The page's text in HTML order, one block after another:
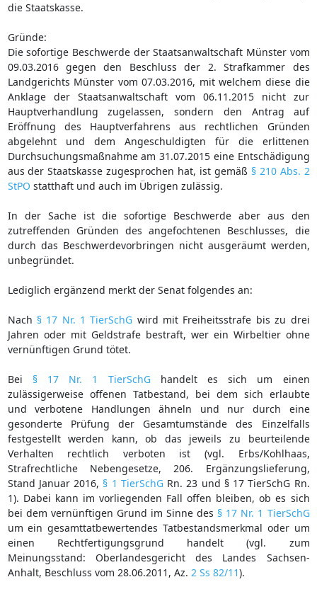
die Staatskasse.
Gründe:
Die sofortige Beschwerde der Staatsanwaltschaft Münster vom
09.03.2016 gegen den Beschluss der 2. Strafkammer des
Landgerichts Münster vom 07.03.2016, mit welchem diese die
Anklage der Staatsanwaltschaft vom 06.11.2015 nicht zur
Hauptverhandlung zugelassen, sondern den Antrag auf
Eröffnung des Hauptverfahrens aus rechtlichen Gründen
abgelehnt und dem Angeschuldigten für die erlittenen
Durchsuchungsmaßnahme am 31.07.2015 eine Entschädigung
aus der Staatskasse zugesprochen hat, ist gemäß § 210 Abs. 2
StPO statthaft und auch im Übrigen zulässig.
In der Sache ist die sofortige Beschwerde aber aus den
zutreffenden Gründen des angefochtenen Beschlusses, die
durch das Beschwerdevorbringen nicht ausgeräumt werden,
unbegründet.
Lediglich ergänzend merkt der Senat folgendes an:
Nach § 17 Nr. 1 TierSchG wird mit Freiheitsstrafe bis zu drei
Jahren oder mit Geldstrafe bestraft, wer ein Wirbeltier ohne
vernünftigen Grund tötet.
Bei § 17 Nr. 1 TierSchGhandelt es sich um einen
zulässigerweise offenen Tatbestand, bei dem sich erlaubte
und verbotene Handlungen ähneln und nur durch eine
gesonderte Prüfung der Gesamtumstände des Einzelfalls
festgestellt werden kann, ob das jeweils zu beurteilende
Verhalten rechtlich verboten ist (vgl. Erbs/Kohlhaas,
Strafrechtliche Nebengesetze, 206. Ergänzungslieferung,
Stand Januar 2016, § 1 TierSchGRn. 23 und § 17 TierSchG Rn.
1). Dabei kann im vorliegenden Fall offen bleiben, ob es sich
bei dem vernünftigen Grund im Sinne des § 17 Nr. 1 TierSchG
um ein gesamttatbewertendes Tatbestandsmerkmal oder um
einen Rechtfertigungsgrund handelt (vgl. zum
Meinungsstand: Oberlandesgericht des Landes Sachsen-
Anhalt, Beschluss vom 28.06.2011, Az. 2 Ss 82/11).